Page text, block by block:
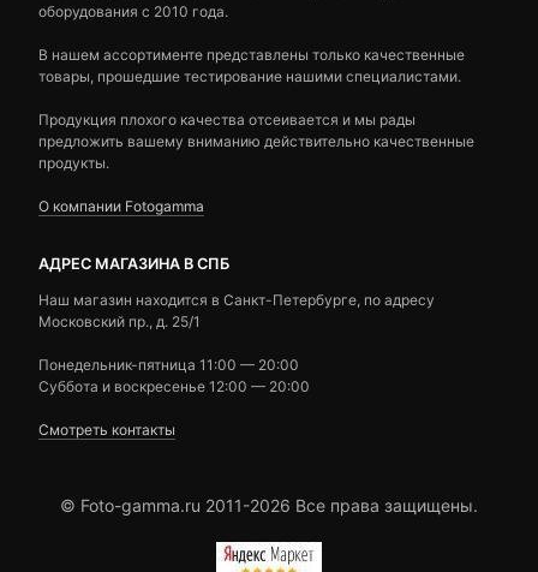
оборудования с 2010 года.
В нашем ассортименте представлены только качественные
товары, прошедшие тестирование нашими специалистами.
Продукция плохого качества отсеивается и мы рады
предложить вашему вниманию действительно качественные
продукты.
О компании Fotogamma
АДРЕС МАГАЗИНА В СПБ
Наш магазин находится в Санкт-Петербурге, по адресу
Московский пр., д. 25/1
Понедельник-пятница 11:00 — 20:00
Суббота и воскресенье 12:00 — 20:00
Смотреть контакты
© Foto-gamma.ru 2011-2026 Все права защищены.